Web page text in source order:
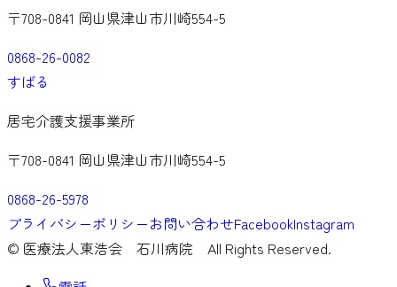
〒708-0841 岡山県津山市川崎554-5
0868-26-0082
すばる
居宅介護支援事業所
〒708-0841 岡山県津山市川崎554-5
0868-26-5978
プライバシーポリシーお問い合わせFacebookInstagram
© 医療法人東浩会 石川病院 All Rights Reserved.